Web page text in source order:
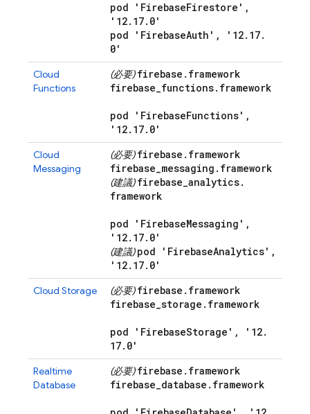
pod 'FirebaseFirestore' ,
'12. 17. 0'
pod 'FirebaseAuth' , '12. 17.
0'
Cloud
Functions
(必要) firebase . framework
firebase_functions. framework
pod 'FirebaseFunctions' ,
'12. 17. 0'
Cloud
Messaging
(必要) firebase . framework
firebase_messaging . framework
(建議) firebase_analytics.
framework
pod 'FirebaseMessaging' ,
'12. 17. 0'
(建議) pod 'FirebaseAnalytics' ,
'12. 17. 0'
Cloud Storage (必要) firebase . framework
firebase_storage . framework
pod 'FirebaseStorage' , '12.
17. 0'
Realtime
Database
(必要) firebase . framework
firebase_database . framework